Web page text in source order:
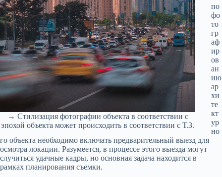
→ Стилизация фотографии объекта в соответствии с
эпохой объекта может происходить в соответствии с Т.З.
по
фо
то
гр
аф
ир
ов
ан
ию
ар
хи
те
кт
ур
но
го объекта необходимо включать предварительный выезд для
осмотра локации. Разумеется, в процессе этого выезда могут
случиться удачные кадры, но основная задача находится в
рамках планирования съемки.